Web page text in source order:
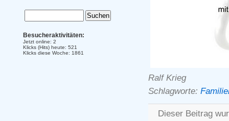
Ralf Krieg
Schlagworte:
Dieser Beitrag
Besucheraktivitäten:
Jetzt online: 2
Klicks (Hits) heute: 521
Klicks diese Woche: 1861